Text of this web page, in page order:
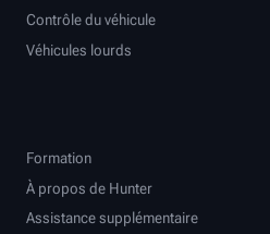
Contrôle du véhicule
Véhicules lourds
Formation
À propos de Hunter
Assistance supplémentaire